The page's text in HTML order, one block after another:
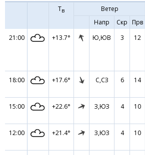
Тв Ветер
Напр
Скр Прв
21:00
+13.7° Ю,ЮВ 3 12
18:00 +17.6° С,СЗ 6 14
15:00 +22.6° З,ЮЗ 4 10
12:00 +21.4° З,ЮЗ 4 10